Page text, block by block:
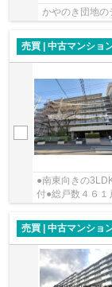
かやのき団地の
売買 | 中古マンショ
●南東向きの
付●総戸数４６１
員週７勤務
売買 | 中古マンショ